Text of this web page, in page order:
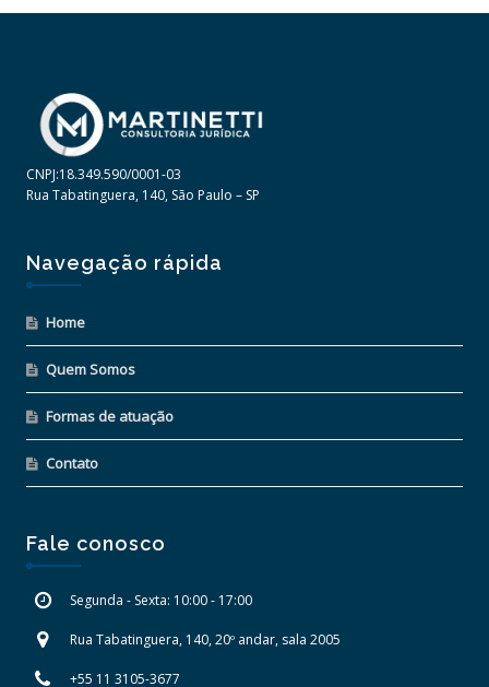
CNPJ:18.349.590/0001-03
Rua Tabatinguera, 140, São Paulo – SP
Navegação rápida
Home
Quem Somos
Formas de atuação
Contato
Fale conosco
Segunda - Sexta: 10:00 - 17:00
Rua Tabatinguera, 140, 20º andar, sala 2005
+55 11 3105-3677